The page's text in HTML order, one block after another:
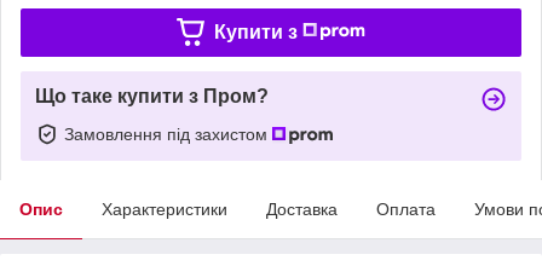
Купити з
Що таке купити з Пром?
Замовлення під захистом
Опис Характеристики Доставка Оплата Умови